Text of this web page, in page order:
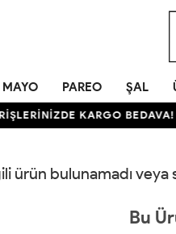
MAYO PAREO ŞAL
KARGO BEDAVA!
ürün bulunamadı veya
Bu